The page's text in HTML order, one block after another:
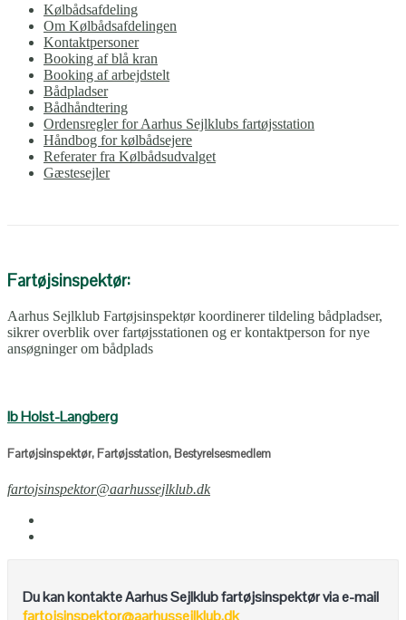
Kølbådsafdeling
Om Kølbådsafdelingen
Kontaktpersoner
Booking af blå kran
Booking af arbejdstelt
Bådpladser
Bådhåndtering
Ordensregler for Aarhus Sejlklubs fartøjsstation
Håndbog for kølbådsejere
Referater fra Kølbådsudvalget
Gæstesejler
Fartøjsinspektør:
Aarhus Sejlklub Fartøjsinspektør koordinerer tildeling bådpladser,
sikrer overblik over fartøjsstationen og er kontaktperson for nye
ansøgninger om bådplads
Ib Holst-Langberg
Fartøjsinspektør, Fartøjsstation, Bestyrelsesmedlem
fartojsinspektor@aarhussejlklub.dk
Du kan kontakte Aarhus Sejlklub fartøjsinspektør via e-mail
fartojsinspektor@aarhussejlklub.dk